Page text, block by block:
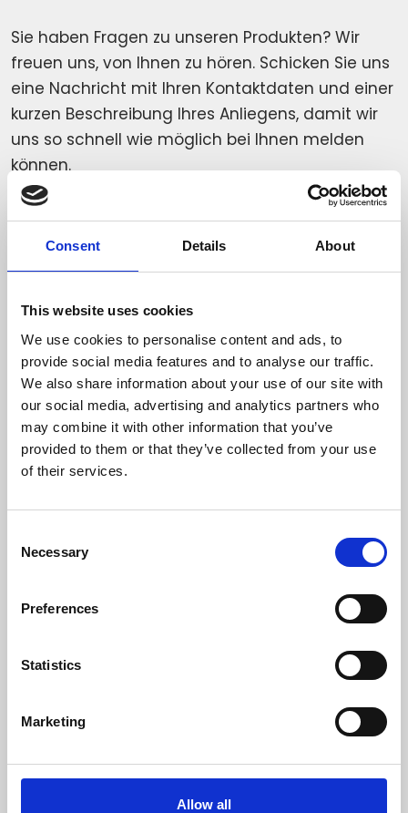
Consent Details About
This website uses cookies
We use cookies to personalise content and ads, to
provide social media features and to analyse our traffic.
We also share information about your use of our site with
our social media, advertising and analytics partners who
may combine it with other information that you’ve
provided to them or that they’ve collected from your use
of their services.
Selection
Necessary
Preferences
Statistics
Marketing
Allow all
Sie haben Fragen zu unseren Produkten? Wir
freuen uns, von Ihnen zu hören. Schicken Sie uns
eine Nachricht mit Ihren Kontaktdaten und einer
kurzen Beschreibung Ihres Anliegens, damit wir
uns so schnell wie möglich bei Ihnen melden
können.
Bitte wählen Sie Ihr Anliegen
Bereich
Firma*
Name*